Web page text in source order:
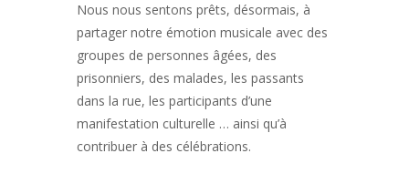
Nous nous sentons prêts, désormais, à
partager notre émotion musicale avec des
groupes de personnes âgées, des
prisonniers, des malades, les passants
dans la rue, les participants d’une
manifestation culturelle … ainsi qu’à
contribuer à des célébrations.